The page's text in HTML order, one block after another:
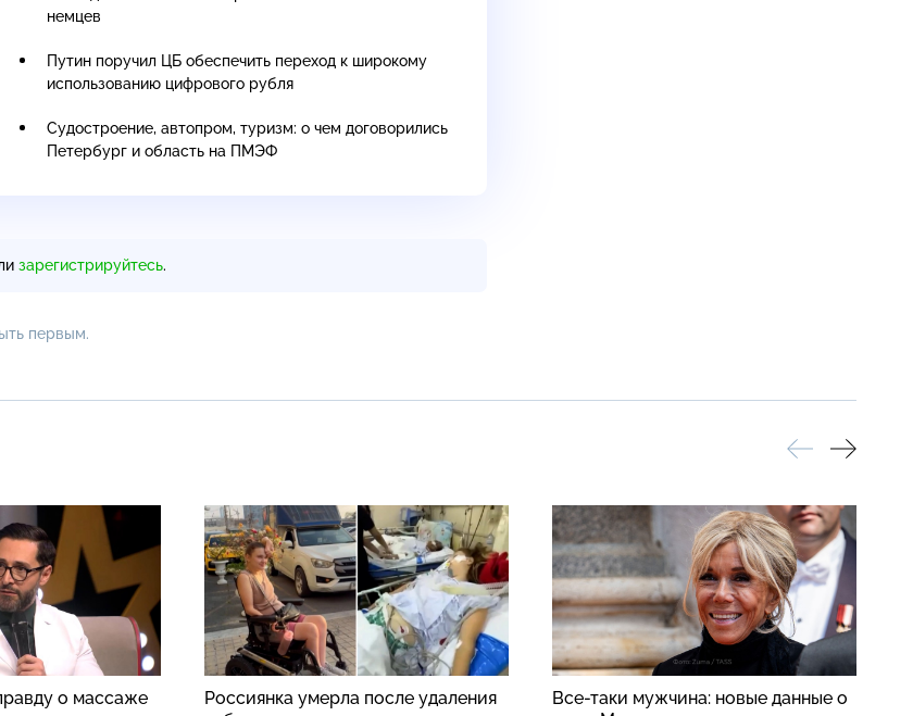
немцев
Путин поручил ЦБ обеспечить переход к широкому
использованию цифрового рубля
Судостроение, автопром, туризм: о чем договорились
Петербург и область на ПМЭФ
зарегистрируйтесь.
первым.
о массаже
Россиянка умерла после удаления
Все-таки мужчина: новые данные о